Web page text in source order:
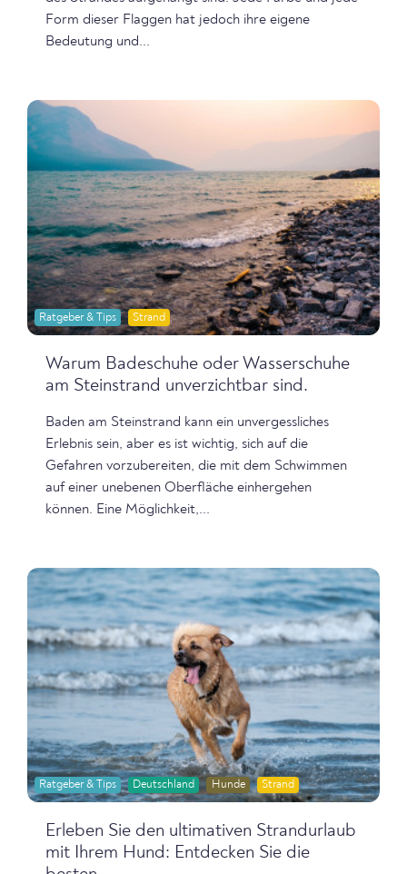
Form dieser Flaggen hat jedoch ihre eigene
Bedeutung und...
Ratgeber & Tips Strand
Warum Badeschuhe oder Wasserschuhe
am Steinstrand unverzichtbar sind.
Baden am Steinstrand kann ein unvergessliches
Erlebnis sein, aber es ist wichtig, sich auf die
Gefahren vorzubereiten, die mit dem Schwimmen
auf einer unebenen Oberfläche einhergehen
können. Eine Möglichkeit,...
Ratgeber & Tips Deutschland Hunde Strand
Erleben Sie den ultimativen Strandurlaub
mit Ihrem Hund: Entdecken Sie die